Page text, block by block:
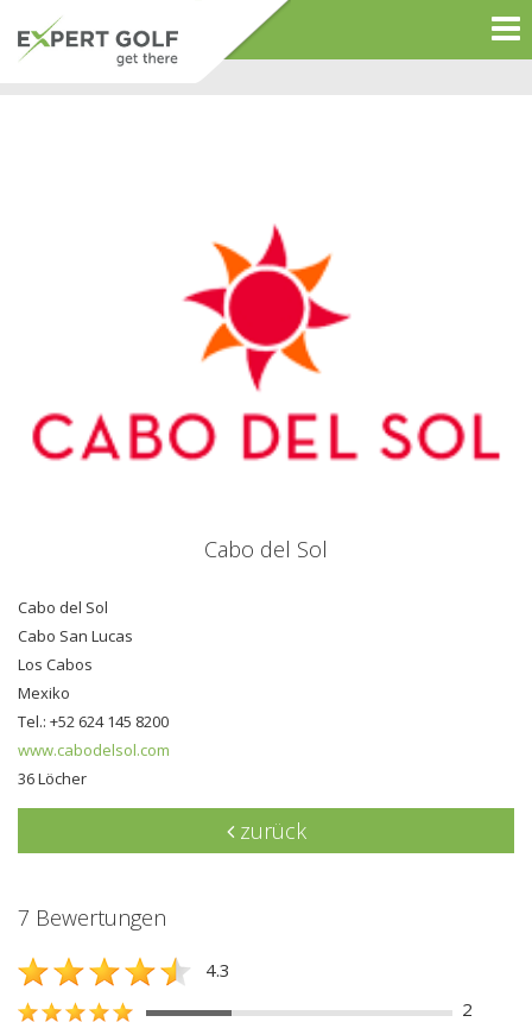
Cabo del Sol
Cabo del Sol
Cabo San Lucas
Los Cabos
Mexiko
Tel.: +52 624 145 8200
www.cabodelsol.com
36 Löcher
zurück
7 Bewertungen
4.3
2